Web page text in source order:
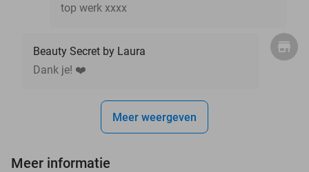
top werk xxxx
Beauty Secret by Laura
Dank je! ❤️
Meer weergeven
Meer informatie